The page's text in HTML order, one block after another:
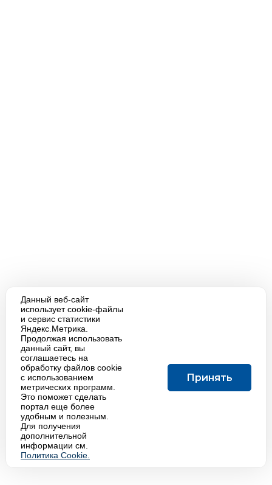
Данный веб-сайт
использует cookie-файлы
и сервис статистики
Яндекс.Метрика.
Продолжая использовать
данный сайт, вы
соглашаетесь на
обработку файлов cookie
с использованием
метрических программ.
Это поможет сделать
портал еще более
удобным и полезным.
Для получения
дополнительной
информации см.
Политика Cookie.
Принять